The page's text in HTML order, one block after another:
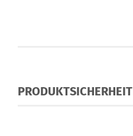
PRODUKTSICHERHEIT